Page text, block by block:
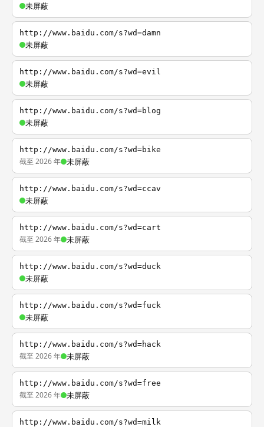
未屏蔽
http://www.baidu.com/s?wd=damn
未屏蔽
http://www.baidu.com/s?wd=evil
未屏蔽
http://www.baidu.com/s?wd=blog
未屏蔽
http://www.baidu.com/s?wd=bike
截至 2026 年 未屏蔽
http://www.baidu.com/s?wd=ccav
未屏蔽
http://www.baidu.com/s?wd=cart
截至 2026 年 未屏蔽
http://www.baidu.com/s?wd=duck
未屏蔽
http://www.baidu.com/s?wd=fuck
未屏蔽
http://www.baidu.com/s?wd=hack
截至 2026 年 未屏蔽
http://www.baidu.com/s?wd=free
截至 2026 年 未屏蔽
http://www.baidu.com/s?wd=milk